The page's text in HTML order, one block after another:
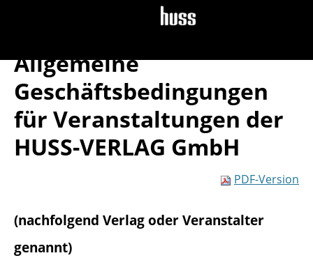
Jump to navigation
Allgemeine
Geschäftsbedingungen
für Veranstaltungen der
HUSS-VERLAG GmbH
PDF-Version
(nachfolgend Verlag oder Veranstalter
genannt)